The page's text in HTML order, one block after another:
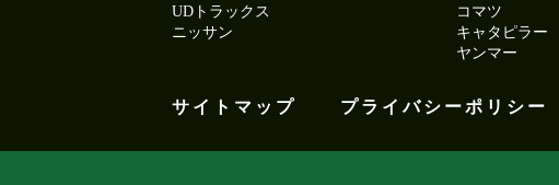
UDトラックス
ニッサン
コマツ
キャタピラー
ヤンマー
サイトマップ プライバシーポリシー